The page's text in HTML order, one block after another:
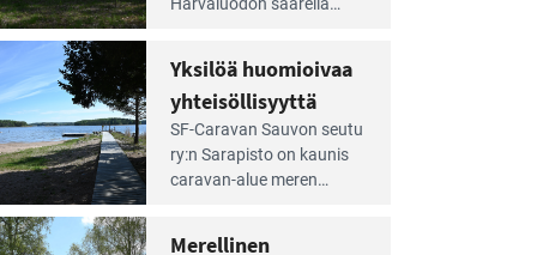
Harvaluodon saarella
käyttöön­sä osan kunnan
viiden hehtaarin
virkistysalueesta.
Yksilöä huomioivaa
yhteisöllisyyttä
SF-Caravan Sauvon seutu
ry:n Sarapisto on kaunis
caravan-alue meren
Merellinen